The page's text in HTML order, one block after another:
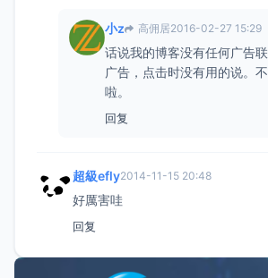
小z 高佣居2016-02-27 15:29
话说我的博客没有任何广告
广告，点击时没有用的说。
啦。
回复
超級efly2014-11-15 20:48
好厲害哇
回复